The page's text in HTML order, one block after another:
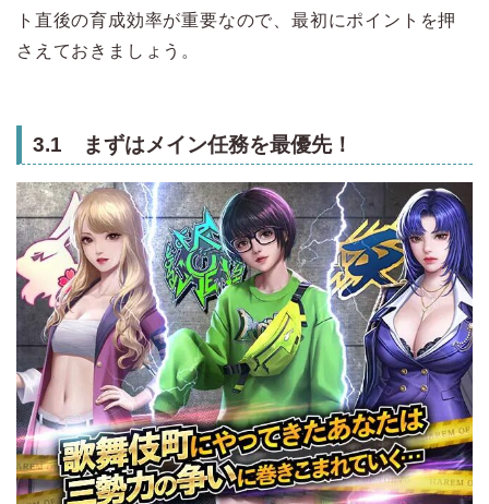
ト直後の育成効率が重要なので、最初にポイントを押
さえておきましょう。
3.1 まずはメイン任務を最優先！